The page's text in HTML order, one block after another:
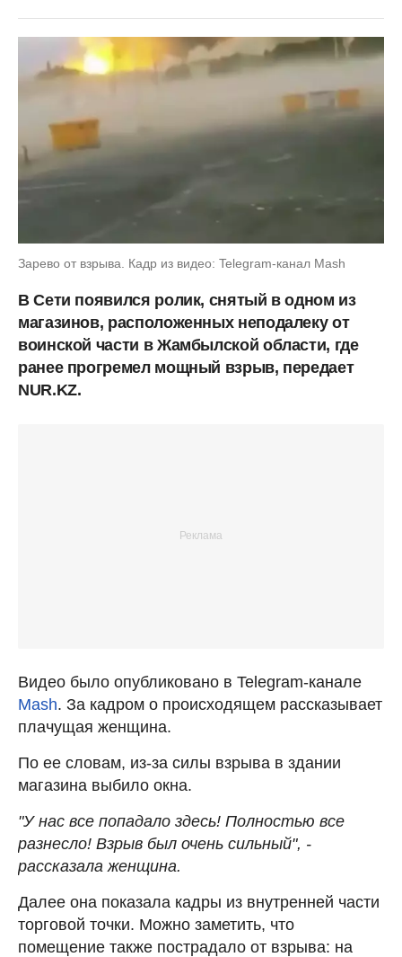
Зарево от взрыва. Кадр из видео: Telegram-канал Mash
В Сети появился ролик, снятый в одном из
магазинов, расположенных неподалеку от
воинской части в Жамбылской области, где
ранее прогремел мощный взрыв, передает
NUR.KZ.
Видео было опубликовано в Telegram-канале
Mash. За кадром о происходящем рассказывает
плачущая женщина.
По ее словам, из-за силы взрыва в здании
магазина выбило окна.
"У нас все попадало здесь! Полностью все
разнесло! Взрыв был очень сильный", -
рассказала женщина.
Далее она показала кадры из внутренней части
торговой точки. Можно заметить, что
помещение также пострадало от взрыва: на